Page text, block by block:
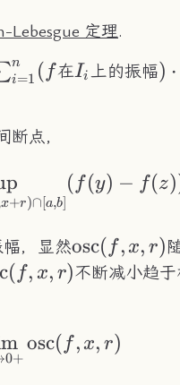
Lebesgue 定理.
i=1
n ( f在I_i
Ii上的振幅) ⋅
点，
x+r)∩[a,b]
( f (y) − f (z
，显然\text{osc}
(f,x,r)
osc( f, x, r)
( f, x, r)不断减小趋
0+
osc( f, x, r)